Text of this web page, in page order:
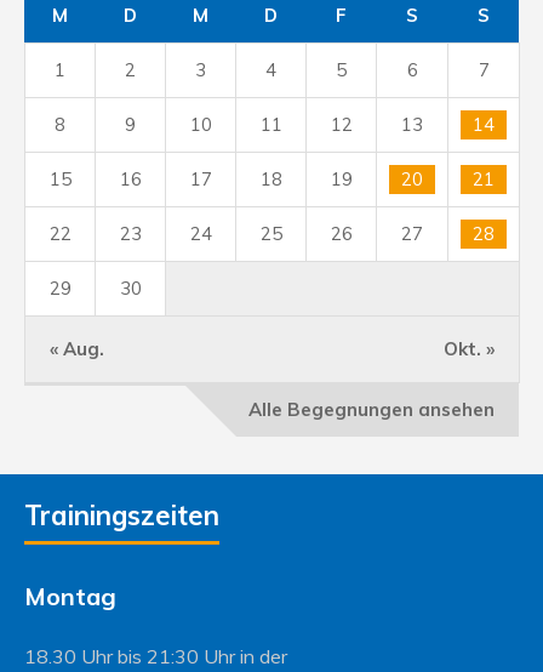
M D M D F S S
« Aug. Okt. »
1 2 3 4 5 6 7
8 9 10 11 12 13 14
15 16 17 18 19 20 21
22 23 24 25 26 27 28
29 30
Alle Begegnungen ansehen
Trainingszeiten
Montag
18.30 Uhr bis 21:30 Uhr in der